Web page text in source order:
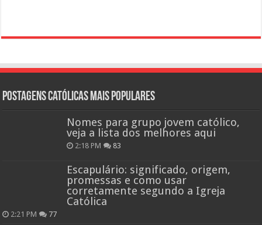
Postagens católicas mais Populares
Nomes para grupo jovem católico,
veja a lista dos melhores aqui
2:18 PM 83
Escapulário: significado, origem,
promessas e como usar
corretamente segundo a Igreja
Católica
2:21 PM 77